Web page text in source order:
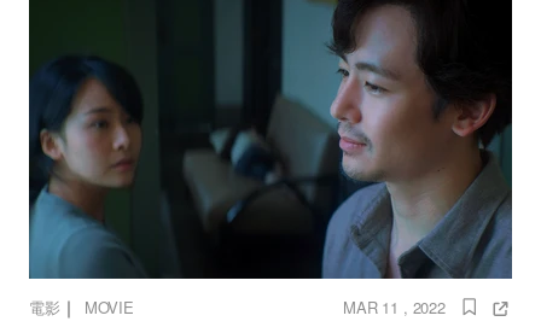
電影 ｜ MOVIE MAR 11 , 2022